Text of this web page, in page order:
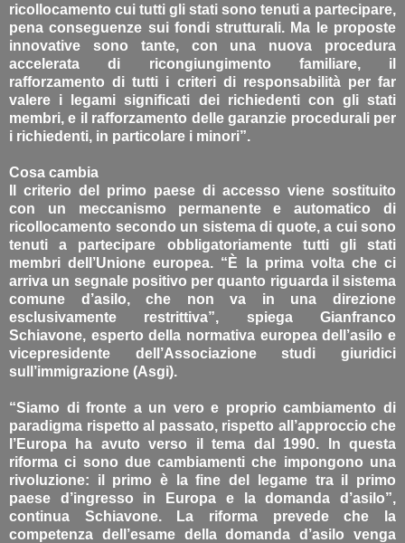
ricollocamento cui tutti gli stati sono tenuti a partecipare,
pena conseguenze sui fondi strutturali. Ma le proposte
innovative sono tante, con una nuova procedura
accelerata di ricongiungimento familiare, il
rafforzamento di tutti i criteri di responsabilità per far
valere i legami significati dei richiedenti con gli stati
membri, e il rafforzamento delle garanzie procedurali per
i richiedenti, in particolare i minori”.
Cosa cambia
Il criterio del primo paese di accesso viene sostituito
con un meccanismo permanente e automatico di
ricollocamento secondo un sistema di quote, a cui sono
tenuti a partecipare obbligatoriamente tutti gli stati
membri dell’Unione europea. “È la prima volta che ci
arriva un segnale positivo per quanto riguarda il sistema
comune d’asilo, che non va in una direzione
esclusivamente restrittiva”, spiega Gianfranco
Schiavone, esperto della normativa europea dell’asilo e
vicepresidente dell’Associazione studi giuridici
sull’immigrazione (Asgi).
“Siamo di fronte a un vero e proprio cambiamento di
paradigma rispetto al passato, rispetto all’approccio che
l’Europa ha avuto verso il tema dal 1990. In questa
riforma ci sono due cambiamenti che impongono una
rivoluzione: il primo è la fine del legame tra il primo
paese d’ingresso in Europa e la domanda d’asilo”,
continua Schiavone. La riforma prevede che la
competenza dell’esame della domanda d’asilo venga